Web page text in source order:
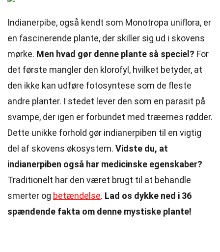
Indianerpibe, også kendt som Monotropa uniflora, er
en fascinerende plante, der skiller sig ud i skovens
mørke. Men hvad gør denne plante så speciel? For
det første mangler den klorofyl, hvilket betyder, at
den ikke kan udføre fotosyntese som de fleste
andre planter. I stedet lever den som en parasit på
svampe, der igen er forbundet med træernes rødder.
Dette unikke forhold gør indianerpiben til en vigtig
del af skovens økosystem. Vidste du, at
indianerpiben også har medicinske egenskaber?
Traditionelt har den været brugt til at behandle
smerter og betændelse. Lad os dykke ned i 36
spændende fakta om denne mystiske plante!